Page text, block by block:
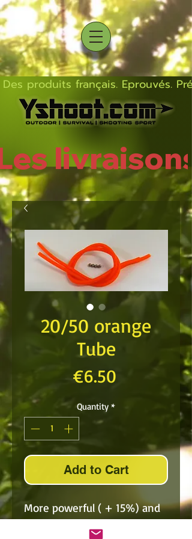
Des produits français. Eprouvés.
20/50 orange
Tube
€6.50Price
Quantity *
Add to Cart
More powerful ( + 15%) and